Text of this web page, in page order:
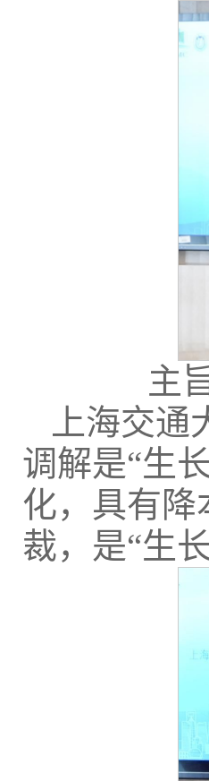
主
上海交
调解是“生
化，具有
裁，是“生